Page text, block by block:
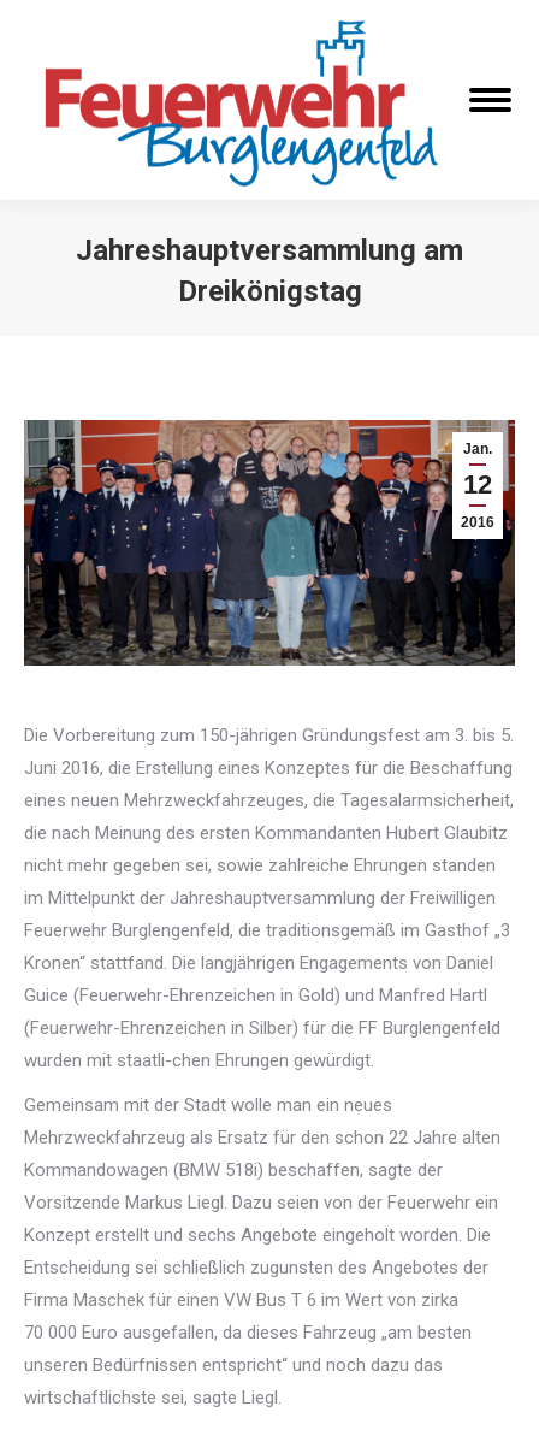
Jahreshauptversammlung am
Dreikönigstag
Jan.
12
2016
Die Vorbereitung zum 150-jährigen Gründungsfest am 3. bis 5.
Juni 2016, die Erstellung eines Konzeptes für die Beschaffung
eines neuen Mehrzweckfahrzeuges, die Tagesalarmsicherheit,
die nach Meinung des ersten Kommandanten Hubert Glaubitz
nicht mehr gegeben sei, sowie zahlreiche Ehrungen standen
im Mittelpunkt der Jahreshauptversammlung der Freiwilligen
Feuerwehr Burglengenfeld, die traditionsgemäß im Gasthof „3
Kronen“ stattfand. Die langjährigen Engagements von Daniel
Guice (Feuerwehr-Ehrenzeichen in Gold) und Manfred Hartl
(Feuerwehr-Ehrenzeichen in Silber) für die FF Burglengenfeld
wurden mit staatli-chen Ehrungen gewürdigt.
Gemeinsam mit der Stadt wolle man ein neues
Mehrzweckfahrzeug als Ersatz für den schon 22 Jahre alten
Kommandowagen (BMW 518i) beschaffen, sagte der
Vorsitzende Markus Liegl. Dazu seien von der Feuerwehr ein
Konzept erstellt und sechs Angebote eingeholt worden. Die
Entscheidung sei schließlich zugunsten des Angebotes der
Firma Maschek für einen VW Bus T 6 im Wert von zirka
70 000 Euro ausgefallen, da dieses Fahrzeug „am besten
unseren Bedürfnissen entspricht“ und noch dazu das
wirtschaftlichste sei, sagte Liegl.